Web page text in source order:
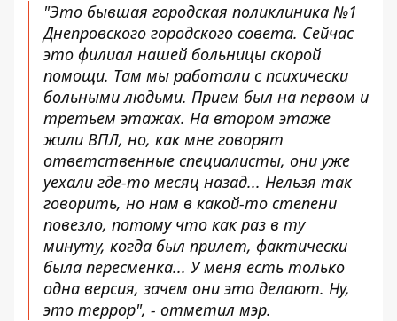
"Это бывшая городская поликлиника №1
Днепровского городского совета. Сейчас
это филиал нашей больницы скорой
помощи. Там мы работали с психически
больными людьми. Прием был на первом и
третьем этажах. На втором этаже
жили ВПЛ, но, как мне говорят
ответственные специалисты, они уже
уехали где-то месяц назад... Нельзя так
говорить, но нам в какой-то степени
повезло, потому что как раз в ту
минуту, когда был прилет, фактически
была пересменка... У меня есть только
одна версия, зачем они это делают. Ну,
это террор", - отметил мэр.